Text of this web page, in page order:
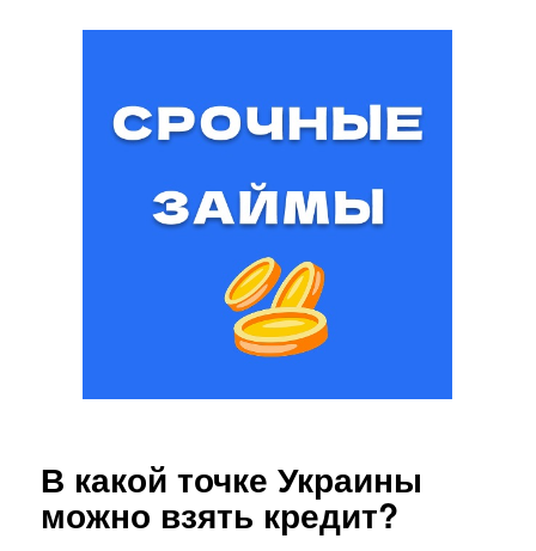
В какой точке Украины
можно взять кредит?